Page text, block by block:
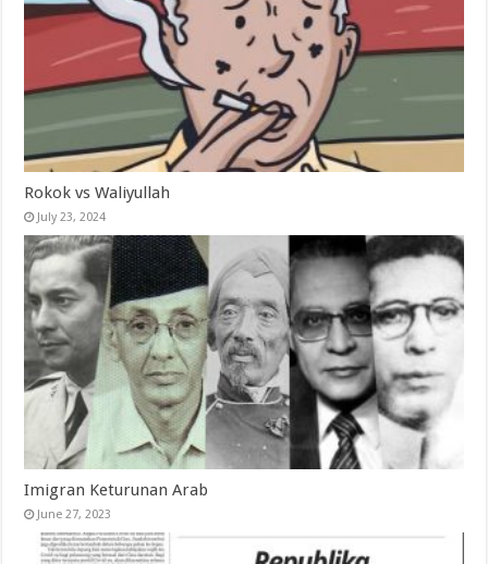
Rokok vs Waliyullah
July 23, 2024
Imigran Keturunan Arab
June 27, 2023